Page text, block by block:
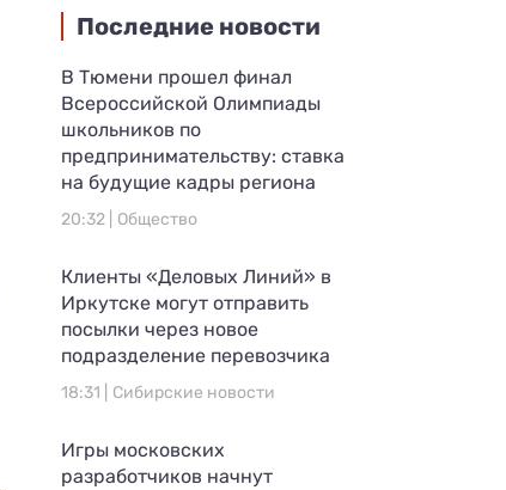
Последние новости
В Тюмени прошел финал
Всероссийской Олимпиады
школьников по
предпринимательству: ставка
на будущие кадры региона
20:32 | Общество
Клиенты «Деловых Линий» в
Иркутске могут отправить
посылки через новое
подразделение перевозчика
18:31 | Сибирские новости
Игры московских
разработчиков начнут